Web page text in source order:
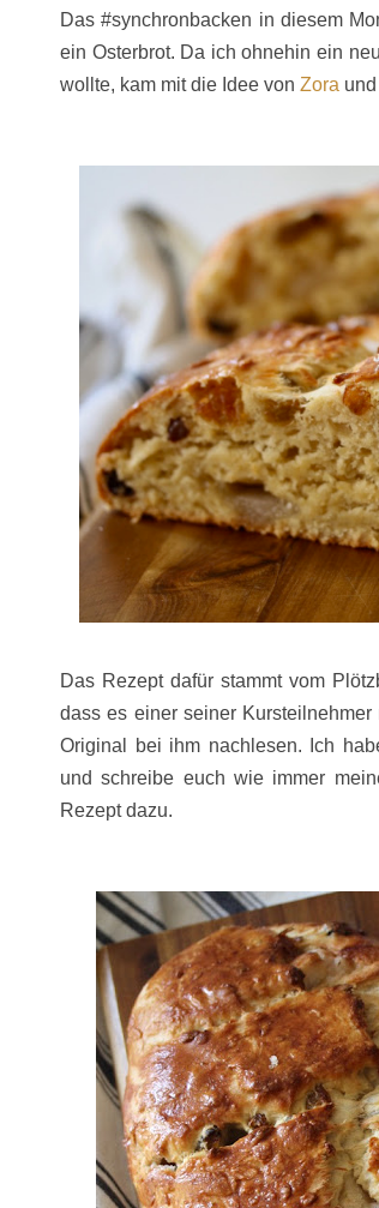
Das #synchronbacken in diesem
ein Osterbrot. Da ich ohnehin ein
wollte, kam mit die Idee von Zora und
Das Rezept dafür stammt vom
dass es einer seiner Kursteilnehmer
Original bei ihm nachlesen. Ich
und schreibe euch wie immer
Rezept dazu.